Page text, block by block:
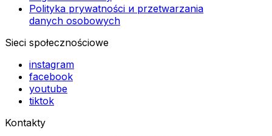
Polityka prywatności и przetwarzania
danych osobowych
Sieci społecznościowe
instagram
facebook
youtube
tiktok
Kontakty